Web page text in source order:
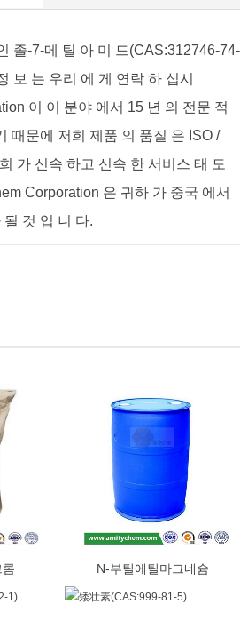
졸-7-메 틸 아 미 드(CAS:312746-74-
보 는 우리 에 게 연락 하 십시
이 이 분야 에서 15 년 의 전문 적
때문에 저희 제품 의 품질 은 ISO /
가 신속 하고 신속 한 서비스 태 도
Corporation 은 귀하 가 중국 에서
것 입 니 다.
N-부틸에틸마그네슘
(CAS:62202-86-2)